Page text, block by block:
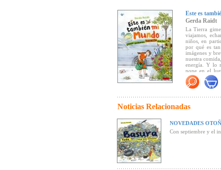
Este es
Gerda Raidt
La Tierra gime
viajamos,
niños, en
por qué es
imágenes y
nuestra
energía. Y lo
pone en el
queremos
"La lista de
retratada
planteamiento
Noticias Relacionadas
NOVEDADES
Con septiembre y el